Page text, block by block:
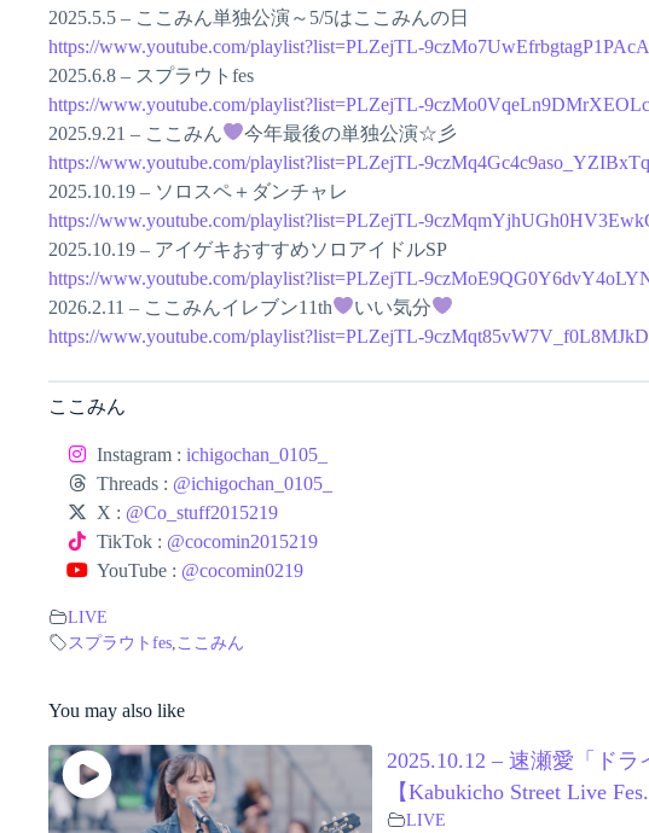
2025.5.5 – ここみん単独公演～5/5はここみんの日
https://www.youtube.com/playlist?list=PLZejTL-
2025.6.8 – スプラウトfes
https://www.youtube.com/playlist?list=PLZejTL-
2025.9.21 – ここみん
今年最後の単独公演☆彡
https://www.youtube.com/playlist?list=PLZejTL-
2025.10.19 – ソロスペ＋ダンチャレ
https://www.youtube.com/playlist?list=PLZejTL-
2025.10.19 – アイゲキおすすめソロアイドルSP
https://www.youtube.com/playlist?list=PLZejTL-
2026.2.11 – ここみんイレブン11th
いい気分
https://www.youtube.com/playlist?list=PLZejTL-
ここみん
Instagram : ichigochan_0105_
Threads : @ichigochan_0105_
X : @Co_stuff2015219
TikTok : @cocomin2015219
YouTube : @cocomin0219
LIVE
スプラウトfes ここみん
You may also like
2025.10.12 – 速瀬愛「ドラ
【Kabukicho Street Live
LIVE